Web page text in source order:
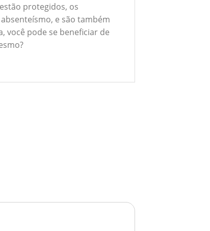
protegidos, os
e são também
você pode se beneficiar de